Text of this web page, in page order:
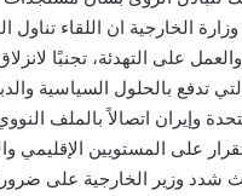
الخارجية ان اللقاء تناول
على التهدئة، تجنبًا
تدفع بالحلول السياسية
وإيران اتصالاً بالملف
على المستويين الإقليمي
شدد وزير الخارجية على